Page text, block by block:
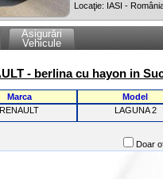
Locaţie: IASI -
Asigurări
Vehicule
- berlina cu hayon in
Marca
Model
RENAULT
LAGUNA 2
Doar